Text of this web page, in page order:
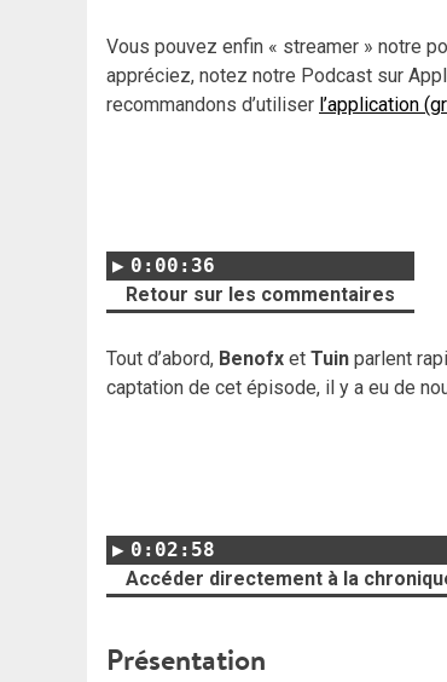
Vous pouvez enfin « streamer » notre
appréciez, notez notre Podcast sur
recommandons d’utiliser l’application
0:00:36
Retour sur les commentaires
Tout d’abord, Benofx et Tuin parlent
captation de cet épisode, il y a eu de
0:02:58
Accéder directement à la
Présentation